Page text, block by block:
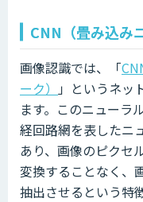
CNN（畳み込み
画像認識では、「
ーク）
」というネッ
ます。このニューラ
経回路網を表したニ
あり、画像のピクセ
変換することなく、
抽出させるという特